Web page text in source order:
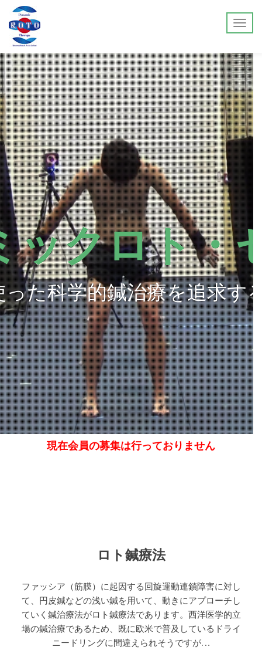
ックロト・
た科学的鍼治療を追求す
現在会員の募集は行っておりません
ロト鍼療法
ファッシア（筋膜）に起因する回旋運動連鎖障害に対し
て、円皮鍼などの浅い鍼を用いて、動きにアプローチし
ていく鍼治療法がロト鍼療法であります。西洋医学的立
場の鍼治療であるため、既に欧米で普及しているドライ
ニードリングに間違えられそうですが…